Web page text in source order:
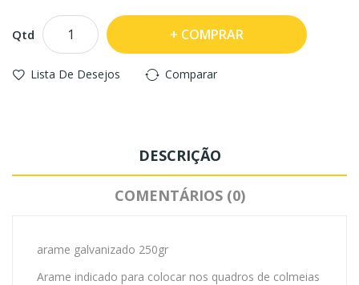
Qtd COMPRAR
Lista De Desejos Comparar
DESCRIÇÃO
COMENTÁRIOS (0)
arame galvanizado 250gr
Arame indicado para colocar nos quadros de colmeias